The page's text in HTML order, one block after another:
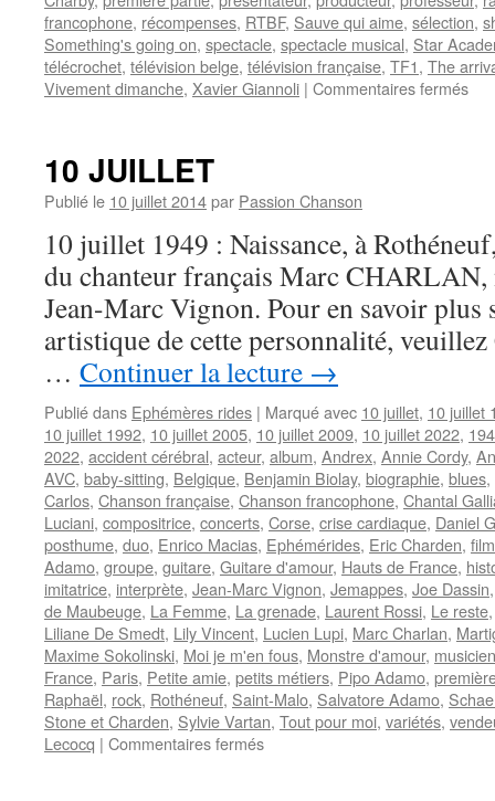
francophone, récompenses, RTBF, Sauve qui aime, sélection,
Something's going on, spectacle, spectacle musical, Star
télécrochet, télévision belge, télévision française, TF1, The
Vivement dimanche, Xavier Giannoli | Commentaires ferméssur
10 JUILLET
Publié le 10 juillet 2014par Passion Chanson
10 juillet 1949 : Naissance, à
du chanteur français Marc CHARLAN,
Jean-Marc Vignon. Pour en savoir plus
artistique de cette personnalité,
… Continuer la lecture →
Publié dans Ephémères rides | Marqué avec 10 juillet, 10 juillet
10 juillet 1992, 10 juillet 2005, 10 juillet 2009, 10 juillet 2022,
2022, accident cérébral, acteur, album, Andrex, Annie Cordy,
AVC, baby-sitting, Belgique, Benjamin Biolay, biographie, blues,
Carlos, Chanson française, Chanson francophone, Chantal
Luciani, compositrice, concerts, Corse, crise cardiaque, Daniel
posthume, duo, Enrico Macias, Ephémérides, Eric Charden,
Adamo, groupe, guitare, Guitare d'amour, Hauts de France,
imitatrice, interprète, Jean-Marc Vignon, Jemappes, Joe Dassin
de Maubeuge, La Femme, La grenade, Laurent Rossi, Le reste
Liliane De Smedt, Lily Vincent, Lucien Lupi, Marc Charlan,
Maxime Sokolinski, Moi je m'en fous, Monstre d'amour, musicien
France, Paris, Petite amie, petits métiers, Pipo Adamo,
Raphaël, rock, Rothéneuf, Saint-Malo, Salvatore Adamo,
Stone et Charden, Sylvie Vartan, Tout pour moi, variétés,
Lecocq | Commentaires ferméssur